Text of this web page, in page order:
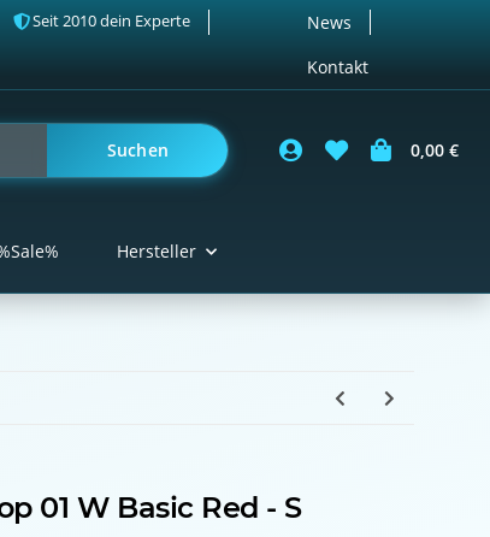
News
Kontakt
Seit 2010 dein Experte
Suchen 0,00 €
Hersteller
01 W Basic Red - S